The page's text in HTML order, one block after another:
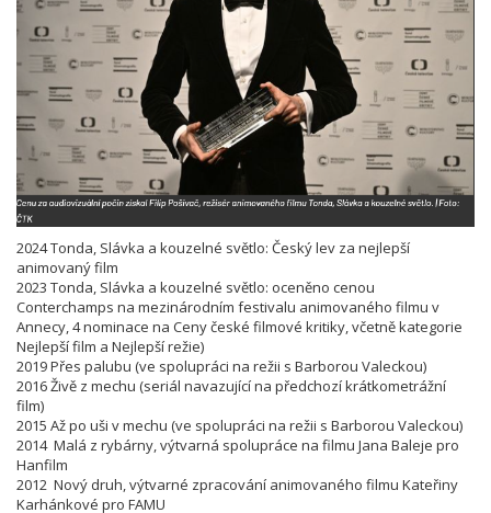
2024 Tonda, Slávka a kouzelné světlo: Český lev za nejlepší
animovaný film
2023 Tonda, Slávka a kouzelné světlo: oceněno cenou
Conterchamps na mezinárodním festivalu animovaného filmu v
Annecy, 4 nominace na Ceny české filmové kritiky, včetně kategorie
Nejlepší film a Nejlepší režie)
2019 Přes palubu (ve spolupráci na režii s Barborou Valeckou)
2016 Živě z mechu (seriál navazující na předchozí krátkometrážní
film)
2015 Až po uši v mechu (ve spolupráci na režii s Barborou Valeckou)
2014 Malá z rybárny, výtvarná spolupráce na filmu Jana Baleje pro
Hanfilm
2012 Nový druh, výtvarné zpracování animovaného filmu Kateřiny
Karhánkové pro FAMU